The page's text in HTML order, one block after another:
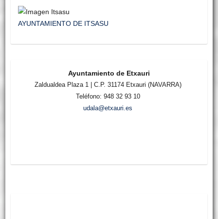
AYUNTAMIENTO DE ITSASU
Ayuntamiento de Etxauri
Zaldualdea Plaza 1 | C.P. 31174 Etxauri (NAVARRA)
Teléfono: 948 32 93 10
udala@etxauri.es